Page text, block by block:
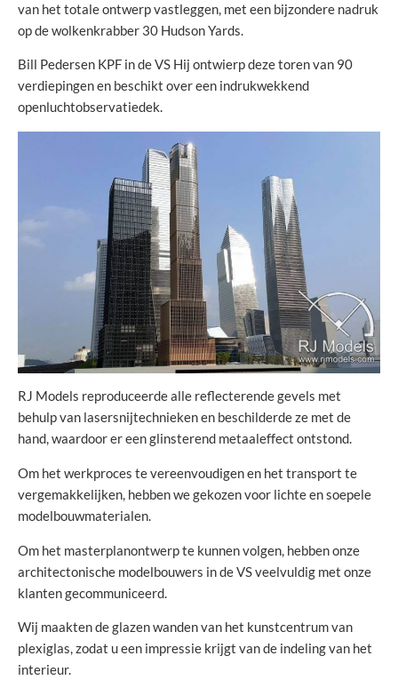
van het totale ontwerp vastleggen, met een bijzondere nadruk
op de wolkenkrabber 30 Hudson Yards.
Bill Pedersen KPF in de VS Hij ontwierp deze toren van 90
verdiepingen en beschikt over een indrukwekkend
openluchtobservatiedek.
RJ Models reproduceerde alle reflecterende gevels met
behulp van lasersnijtechnieken en beschilderde ze met de
hand, waardoor er een glinsterend metaaleffect ontstond.
Om het werkproces te vereenvoudigen en het transport te
vergemakkelijken, hebben we gekozen voor lichte en soepele
modelbouwmaterialen.
Om het masterplanontwerp te kunnen volgen, hebben onze
architectonische modelbouwers in de VS veelvuldig met onze
klanten gecommuniceerd.
Wij maakten de glazen wanden van het kunstcentrum van
plexiglas, zodat u een impressie krijgt van de indeling van het
interieur.